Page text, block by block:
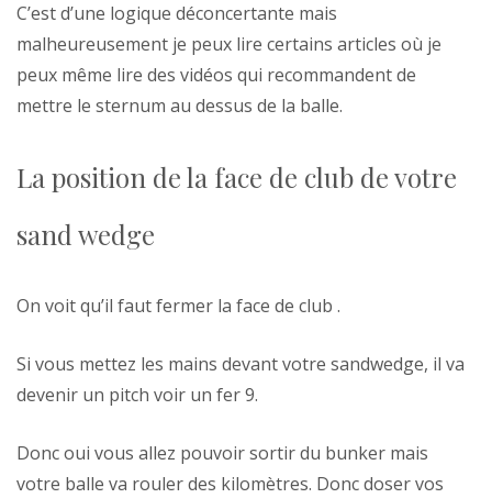
C’est d’une logique déconcertante mais
malheureusement je peux lire certains articles où je
peux même lire des vidéos qui recommandent de
mettre le sternum au dessus de la balle.
La position de la face de club de votre
sand wedge
On voit qu’il faut fermer la face de club .
Si vous mettez les mains devant votre sandwedge, il va
devenir un pitch voir un fer 9.
Donc oui vous allez pouvoir sortir du bunker mais
votre balle va rouler des kilomètres. Donc doser vos